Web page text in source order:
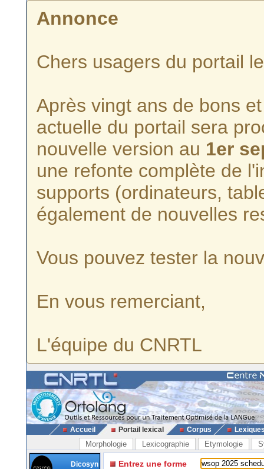
Annonce
Chers usagers du portail
Après vingt ans de bons
actuelle du portail sera
nouvelle version au 1er
une refonte complète de
supports (ordinateurs,
également de nouvelles
Vous pouvez tester la
En vous remerciant,
L'équipe du CNRTL
Accueil Portail lexical Corpus
Morphologie Lexicographie Etymologie
Dicosyn
Entrez une forme